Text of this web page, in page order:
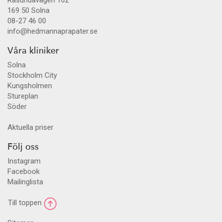
169 50 Solna
08-27 46 00
info@hedmannaprapater.se
Våra kliniker
Solna
Stockholm City
Kungsholmen
Stureplan
Söder
Aktuella priser
Följ oss
Instagram
Facebook
Mailinglista
Till toppen